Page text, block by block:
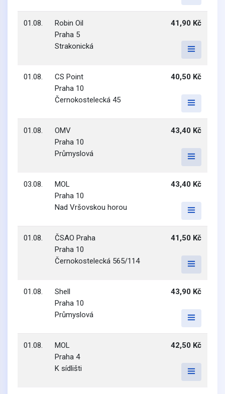
01.08.
Robin Oil
Praha 5
Strakonická
41,90 Kč
01.08.
CS Point
Praha 10
Černokostelecká 45
40,50 Kč
01.08.
OMV
Praha 10
Průmyslová
43,40 Kč
03.08.
MOL
Praha 10
Nad Vršovskou horou
43,40 Kč
01.08.
ČSAO Praha
Praha 10
Černokostelecká 565/114
41,50 Kč
01.08.
Shell
Praha 10
Průmyslová
43,90 Kč
01.08.
MOL
Praha 4
K sídlišti
42,50 Kč